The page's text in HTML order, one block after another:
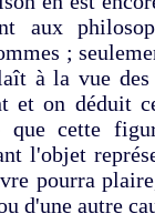
aux
;
à la vue des
et on déduit
que cette
l'objet
pourra
d'une autre